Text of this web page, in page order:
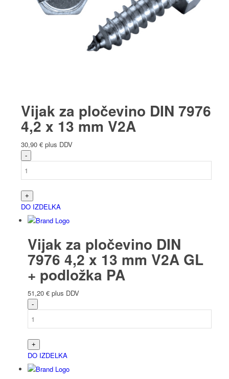
Vijak za pločevino DIN 7976
4,2 x 13 mm V2A
30,90 € plus DDV
DO IZDELKA
Vijak za pločevino DIN
7976 4,2 x 13 mm V2A GL
+ podložka PA
51,20 € plus DDV
DO IZDELKA